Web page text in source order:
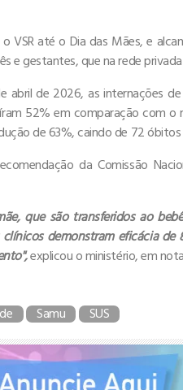
VSR até o Dia das Mães, e
gestantes, que na rede privada
de 2026, as internações
52% em comparação com
de 63%, caindo de 72
da Comissão
que são transferidos ao
demonstram eficácia de
explicou o ministério, em
Samu SUS